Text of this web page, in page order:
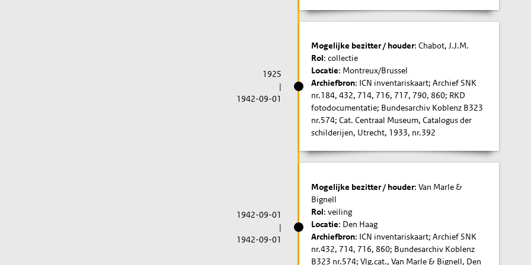
1925
|
1942-09-01
Mogelijke bezitter / houder: Chabot, J.J.M.
Rol: collectie
Locatie: Montreux/Brussel
Archiefbron: ICN inventariskaart; Archief SNK
nr.184, 432, 714, 716, 717, 790, 860; RKD
fotodocumentatie; Bundesarchiv Koblenz B323
nr.574; Cat. Centraal Museum, Catalogus der
schilderijen, Utrecht, 1933, nr.392
1942-09-01
|
1942-09-01
Mogelijke bezitter / houder: Van Marle &
Bignell
Rol: veiling
Locatie: Den Haag
Archiefbron: ICN inventariskaart; Archief SNK
nr.432, 714, 716, 860; Bundesarchiv Koblenz
B323 nr.574; Vlg.cat., Van Marle & Bignell, Den